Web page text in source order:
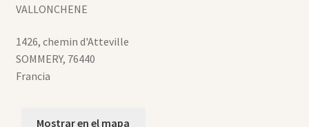
VALLONCHENE
1426, chemin d'Atteville
SOMMERY, 76440
Francia
Mostrar en el mapa